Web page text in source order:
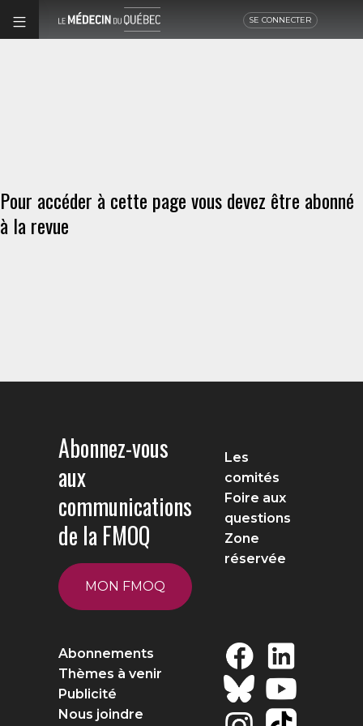
SE CONNECTER
Pour accéder à cette page vous devez être abonné
à la revue
Abonnez-vous
aux
communications
de la FMOQ
MON FMOQ
Les
comités
Foire aux
questions
Zone
réservée
Abonnements
Thèmes à venir
Publicité
Nous joindre